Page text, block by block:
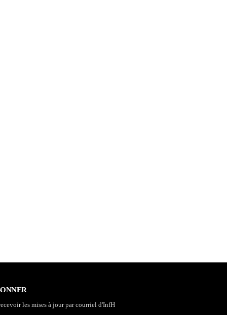
les mises à jour par courriel d'InfH